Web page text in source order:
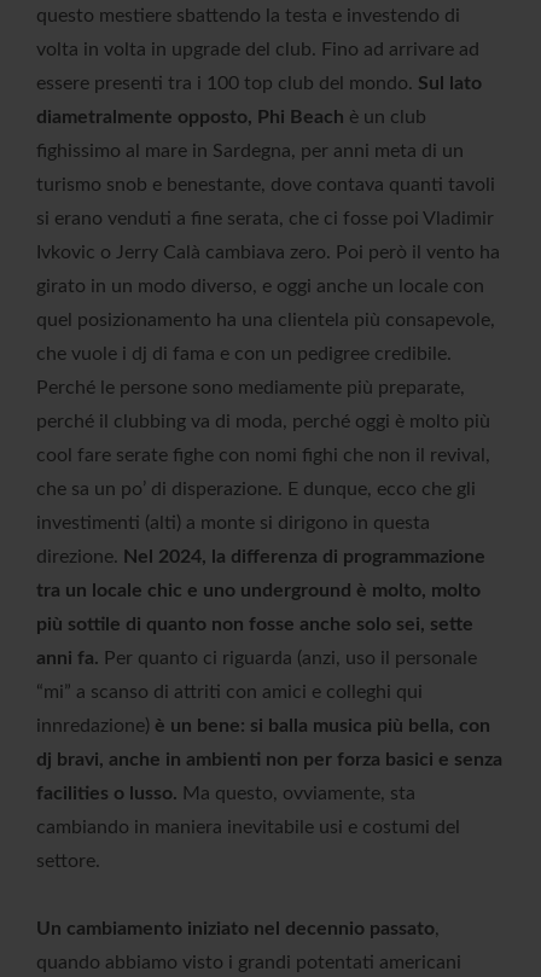
questo mestiere sbattendo la testa e investendo di
volta in volta in upgrade del club. Fino ad arrivare ad
essere presenti tra i 100 top club del mondo. Sul lato
diametralmente opposto, Phi Beach è un club
fighissimo al mare in Sardegna, per anni meta di un
turismo snob e benestante, dove contava quanti tavoli
si erano venduti a fine serata, che ci fosse poi Vladimir
Ivkovic o Jerry Calà cambiava zero. Poi però il vento ha
girato in un modo diverso, e oggi anche un locale con
quel posizionamento ha una clientela più consapevole,
che vuole i dj di fama e con un pedigree credibile.
Perché le persone sono mediamente più preparate,
perché il clubbing va di moda, perché oggi è molto più
cool fare serate fighe con nomi fighi che non il revival,
che sa un po’ di disperazione. E dunque, ecco che gli
investimenti (alti) a monte si dirigono in questa
direzione. Nel 2024, la differenza di programmazione
tra un locale chic e uno underground è molto, molto
più sottile di quanto non fosse anche solo sei, sette
anni fa. Per quanto ci riguarda (anzi, uso il personale
“mi” a scanso di attriti con amici e colleghi qui
innredazione) è un bene: si balla musica più bella, con
dj bravi, anche in ambienti non per forza basici e senza
facilities o lusso. Ma questo, ovviamente, sta
cambiando in maniera inevitabile usi e costumi del
settore.
Un cambiamento iniziato nel decennio passato,
quando abbiamo visto i grandi potentati americani